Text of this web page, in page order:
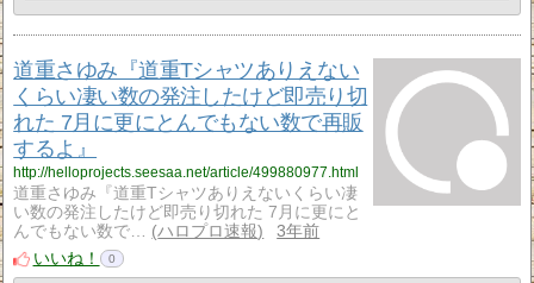
道重さゆみ『道重Tシャツありえない
くらい凄い数の発注したけど即売り切
れた 7月に更にとんでもない数で再販
するよ』
http://helloprojects.seesaa.net/article/499880977.html
道重さゆみ『道重Tシャツありえないくらい凄
い数の発注したけど即売り切れた 7月に更にと
んでもない数で…
ハロプロ速報
3年前
いいね！
0